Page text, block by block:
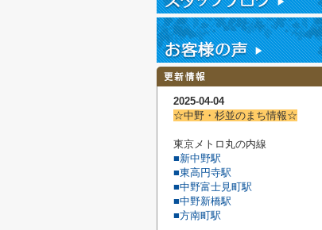
2025-04-04
☆中野・杉並のまち情報☆
東京メトロ丸の内線
■新中野駅
■東高円寺駅
■中野富士見町駅
■中野新橋駅
■方南町駅